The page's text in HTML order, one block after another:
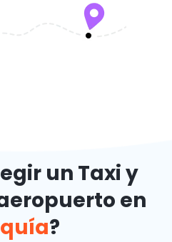
un Taxi y
en
?